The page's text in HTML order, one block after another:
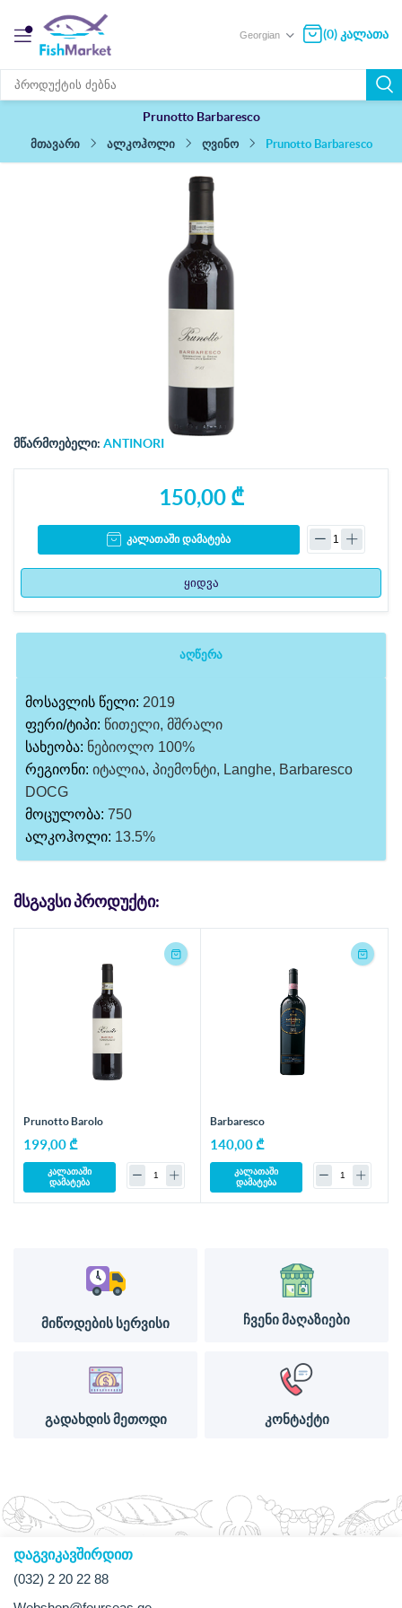
(0) კალათა
Prunotto Barbaresco
მთავარი
ალკოჰოლი ღვინო Prunotto Barbaresco
მწარმოებელი: ANTINORI
150,00 ₾
კალათაში დამატება
ყიდვა
აღწერა
მოსავლის წელი: 2019
ფერი/ტიპი: წითელი, მშრალი
სახეობა: ნებიოლო 100%
რეგიონი: იტალია, პიემონტი, Langhe, Barbaresco
DOCG
მოცულობა: 750
ალკოჰოლი: 13.5%
ᲛᲡᲒᲐᲕᲡᲘ ᲞᲠᲝᲓᲣᲥᲢᲘ:
Prunotto Barolo
199,00 ₾
კალათაში
დამატება
Barbaresco
140,00 ₾
კალათაში
დამატება
მიწოდების სერვისი ჩვენი მაღაზიები
გადახდის მეთოდი კონტაქტი
დაგვიკავშირდით
(032) 2 20 22 88